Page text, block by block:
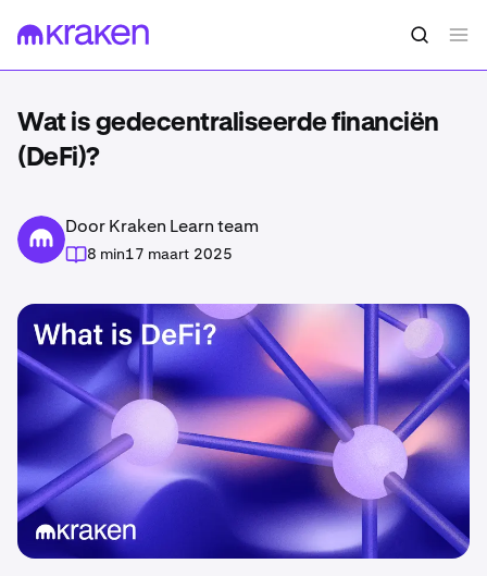
Wat is gedecentraliseerde financiën
(DeFi)?
Door Kraken Learn team
8 min17 maart 2025